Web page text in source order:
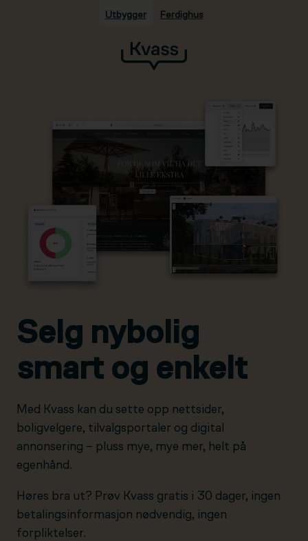
Hopp til hovedinnhold
Utbygger Ferdighus
Selg nybolig
smart og enkelt
Med Kvass kan du sette opp nettsider,
boligvelgere, tilvalgsportaler og digital
annonsering – pluss mye, mye mer, helt på
egenhånd.
Høres bra ut? Prøv Kvass gratis i 30 dager, ingen
betalingsinformasjon nødvendig, ingen
forpliktelser.